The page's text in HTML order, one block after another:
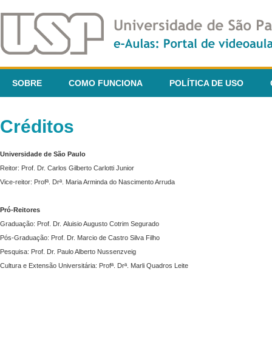
SOBRE COMO FUNCIONA POLÍTICA DE USO
Créditos
Universidade de São Paulo
Reitor: Prof. Dr. Carlos Gilberto Carlotti Junior
Vice-reitor: Profª. Drª. Maria Arminda do Nascimento Arruda
Pró-Reitores
Graduação: Prof. Dr. Aluisio Augusto Cotrim Segurado
Pós-Graduação: Prof. Dr. Marcio de Castro Silva Filho
Pesquisa: Prof. Dr. Paulo Alberto Nussenzveig
Cultura e Extensão Universitária: Profª. Drª. Marli Quadros Leite